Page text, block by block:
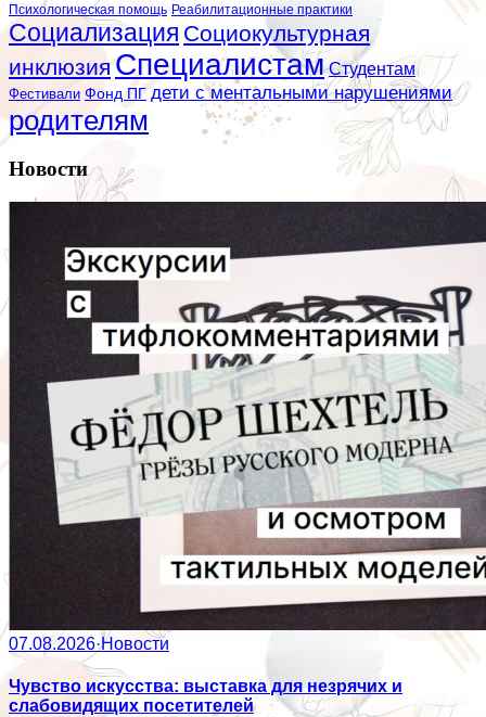
Психологическая помощь Реабилитационные практики
Социализация Социокультурная
инклюзия Специалистам Студентам
Фестивали Фонд ПГ дети с ментальными нарушениями
родителям
Новости
07.08.2026·Новости
Чувство искусства: выставка для незрячих и
слабовидящих посетителей